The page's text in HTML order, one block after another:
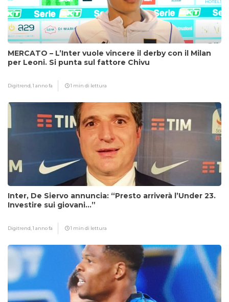
MERCATO – L’Inter vuole vincere il derby con il Milan
per Leoni. Si punta sul fattore Chivu
Digitrend,1 anno fa 1 min di lettura
Inter, De Siervo annuncia: “Presto arriverà l’Under 23.
Investire sui giovani…”
Digitrend,1 anno fa 1 min di lettura